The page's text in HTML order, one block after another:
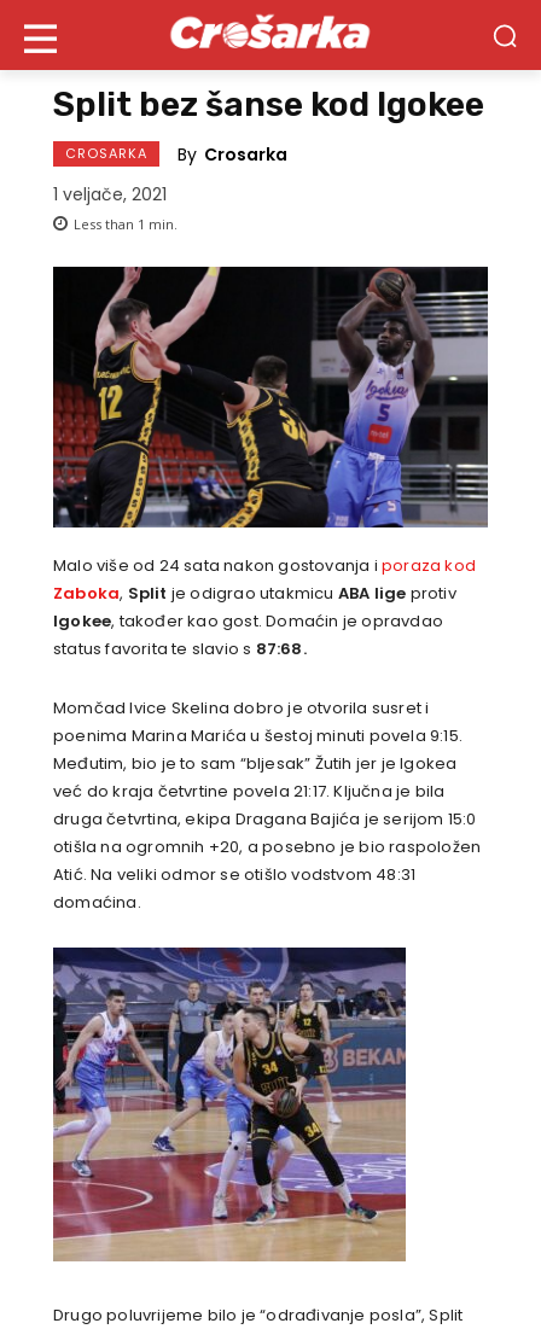
Split bez šanse kod Igokee
CROSARKA By Crosarka
1 veljače, 2021
Less than 1 min.
Malo više od 24 sata nakon gostovanja i poraza kod
Zaboka, Split je odigrao utakmicu ABA lige protiv
Igokee, također kao gost. Domaćin je opravdao
status favorita te slavio s 87:68.
Momčad Ivice Skelina dobro je otvorila susret i
poenima Marina Marića u šestoj minuti povela 9:15.
Međutim, bio je to sam “bljesak” Žutih jer je Igokea
već do kraja četvrtine povela 21:17. Ključna je bila
druga četvrtina, ekipa Dragana Bajića je serijom 15:0
otišla na ogromnih +20, a posebno je bio raspoložen
Atić. Na veliki odmor se otišlo vodstvom 48:31
domaćina.
Drugo poluvrijeme bilo je “odrađivanje posla”, Split